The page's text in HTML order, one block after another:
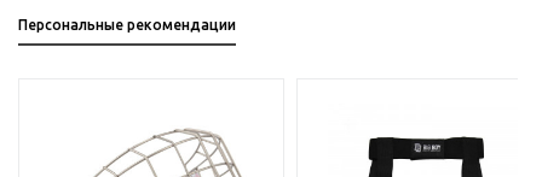
Персональные рекомендации